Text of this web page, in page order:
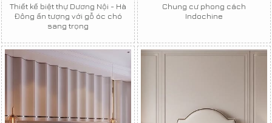
Thiết kế biệt thự Dương Nội - Hà
Đông ấn tượng với gỗ óc chó
sang trọng
Chung cư phong cách
Indochine